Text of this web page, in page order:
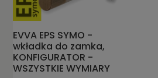
EVVA EPS SYMO -
wkładka do zamka,
KONFIGURATOR -
WSZYSTKIE WYMIARY